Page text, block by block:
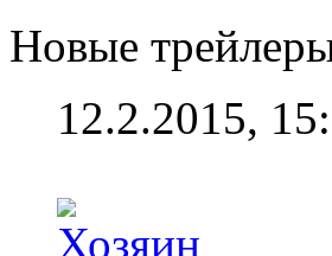
Новые
12.2.2015,